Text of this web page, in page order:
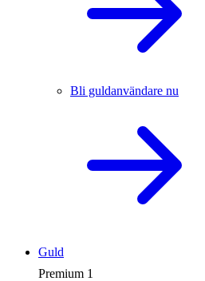
Premium 1
Guld
Bli guldanvändare nu